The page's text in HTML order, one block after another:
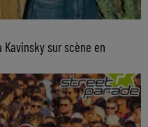
sur scène en